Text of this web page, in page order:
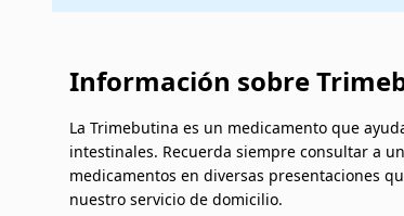
Información sobre
La Trimebutina es un medicamento que
intestinales. Recuerda siempre consultar a
medicamentos en diversas presentaciones
nuestro servicio de domicilio.